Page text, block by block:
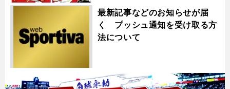
最新記事などのお知らせが届
く プッシュ通知を受け取る方
法について